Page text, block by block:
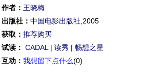
作者： 王晓梅
出版社： 中国电影出版社 ,2005
获取： 推荐购买
试读： CADAL | 读秀 | 畅想之星
互动： 我想留下点什么(0)